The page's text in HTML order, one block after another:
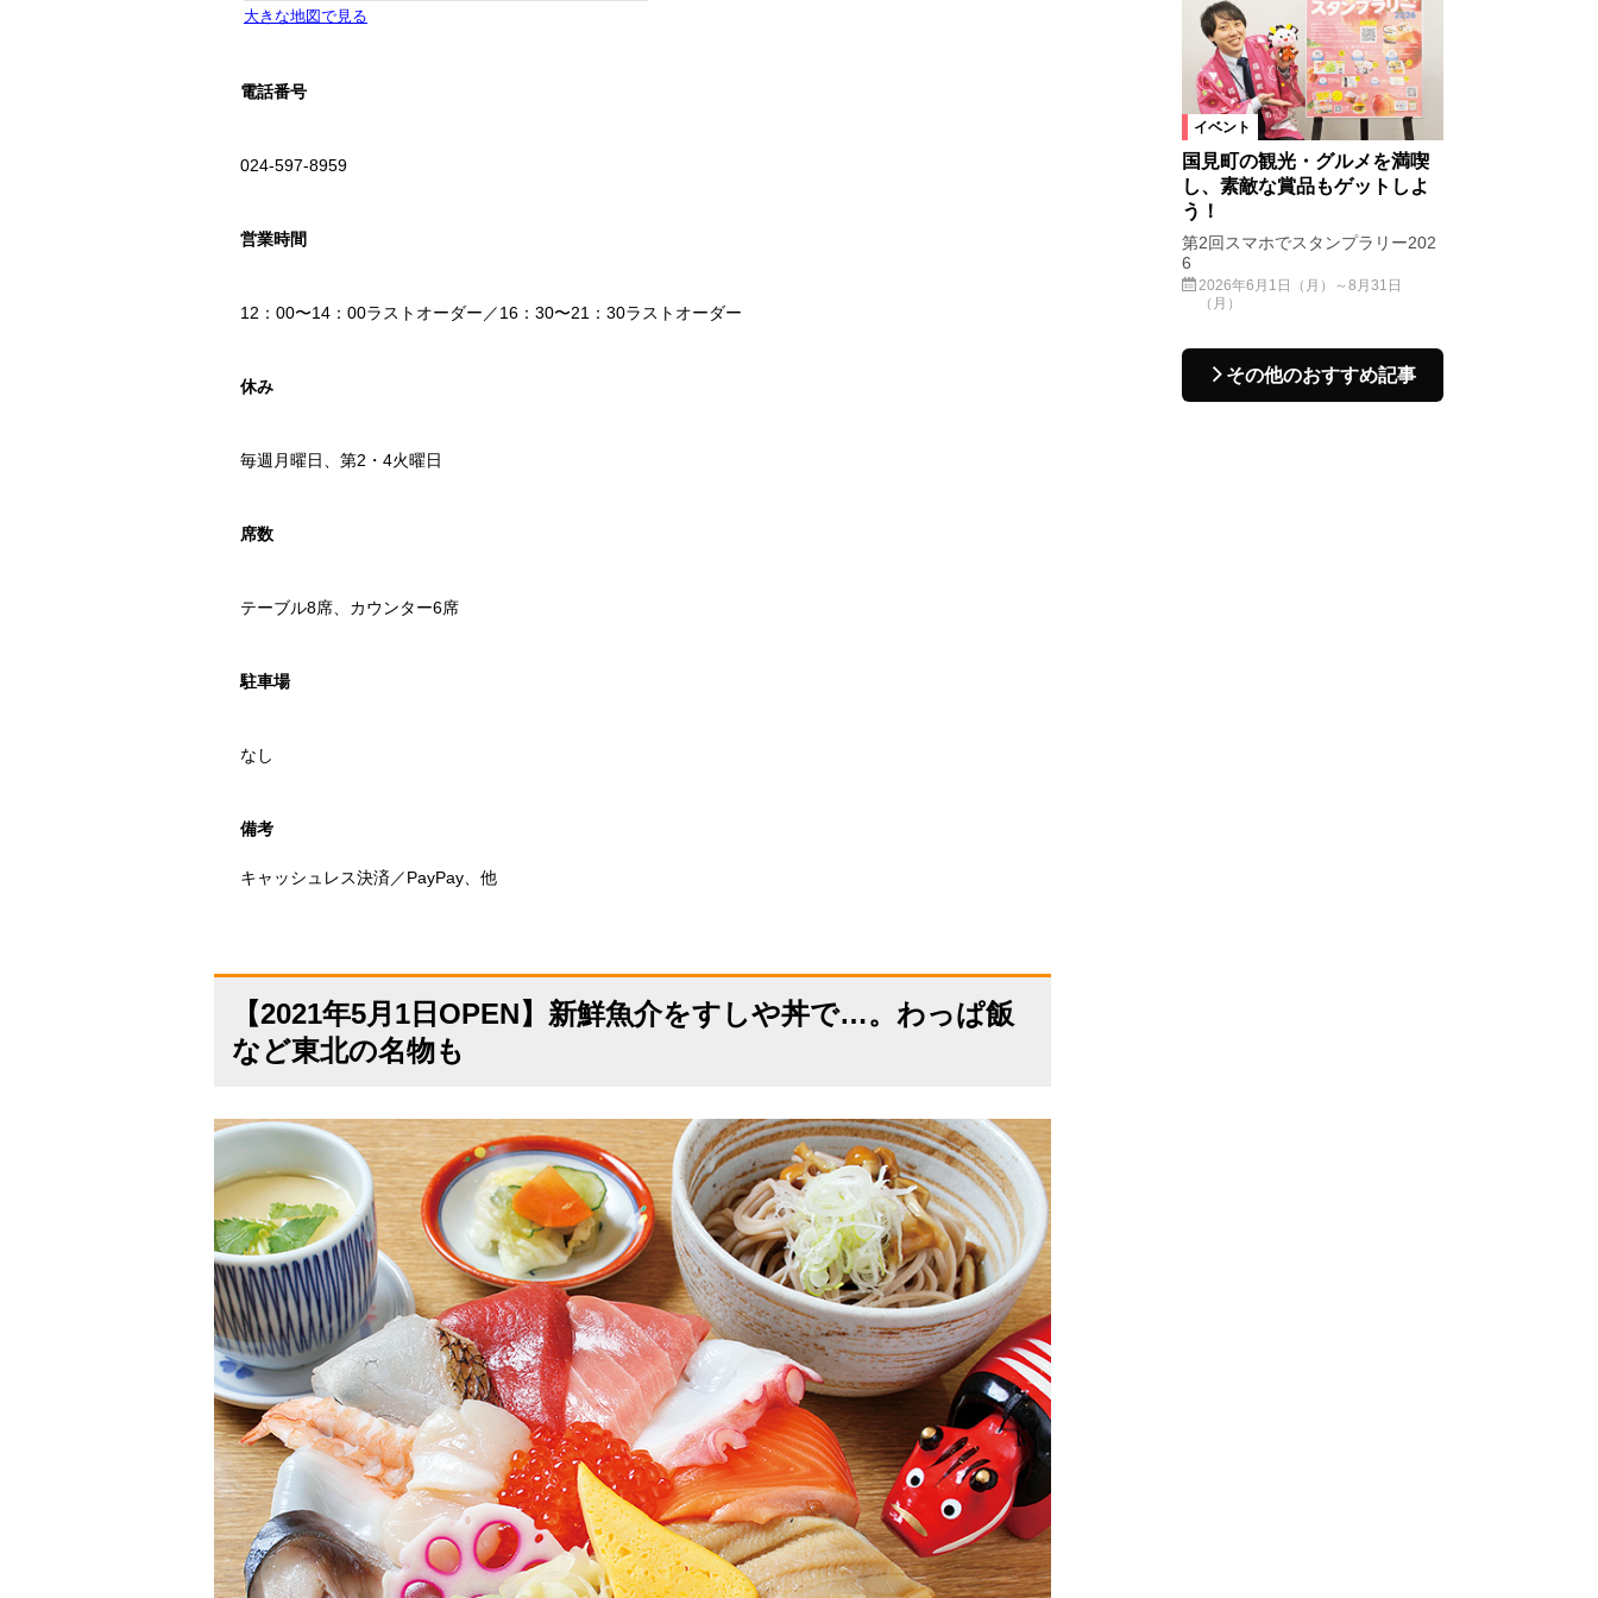
電話番号
024-597-8959
営業時間
12：00〜14：00ラストオーダー／16：30〜21：30ラストオーダー
休み
毎週月曜日、第2・4火曜日
席数
テーブル8席、カウンター6席
駐車場
なし
備考
キャッシュレス決済／PayPay、他
【2021年5月1日OPEN】新鮮魚介をすしや丼で…。わっぱ飯
など東北の名物も
イベント
国見町の観光・グルメを満喫
し、素敵な賞品もゲットしよ
う！
第2回スマホでスタンプラリー202
6
2026年6月1日（月）～8月31日
（月）
その他のおすすめ記事